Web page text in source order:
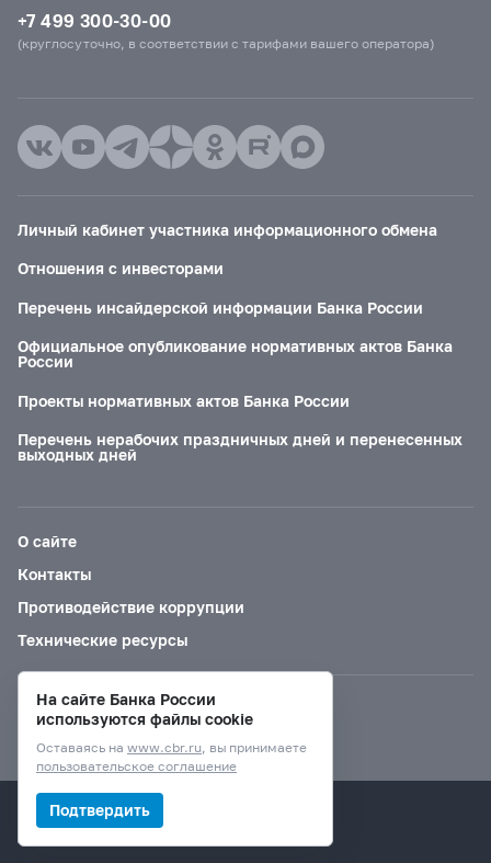
+7 499 300-30-00
(круглосуточно, в соответствии с тарифами вашего оператора)
Личный кабинет участника информационного обмена
Отношения с инвесторами
Перечень инсайдерской информации Банка России
Официальное опубликование нормативных актов Банка
России
Проекты нормативных актов Банка России
Перечень нерабочих праздничных дней и перенесенных
выходных дней
О сайте
Контакты
Противодействие коррупции
Технические ресурсы
Версия для слабовидящих
© Банк России, 2000–2026.
На сайте Банка России
используются файлы cookie
Оставаясь на www.cbr.ru, вы принимаете
пользовательское соглашение
Подтвердить